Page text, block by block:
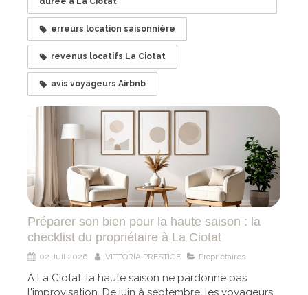
erreurs location saisonnière
revenus locatifs La Ciotat
avis voyageurs Airbnb
Préparer son bien pour la haute saison : la
checklist du propriétaire à La Ciotat
02 Juil 2026 VITTORIA PRESTIGE Propriétaires
À La Ciotat, la haute saison ne pardonne pas
l'improvisation. De juin à septembre, les voyageurs